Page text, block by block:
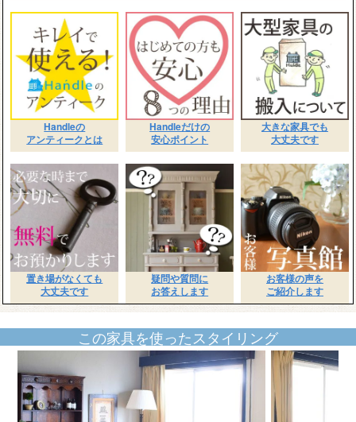
Handleの
アンティークとは
Handleだけの
安心ポイント
大きな家具でも
大丈夫です
置き場がなくても
大丈夫です
疑問や質問に
お答えします
お客様の声を
ご紹介します
この家具を使ったスタイリング